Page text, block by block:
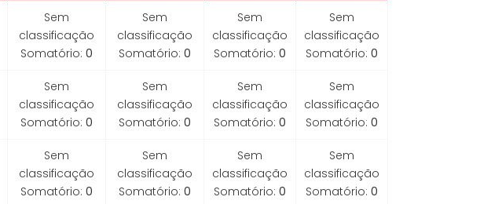
Sem
classificação
Somatório: 0
Sem
classificação
Somatório: 0
Sem
classificação
Somatório: 0
Sem
classificação
Somatório: 0
Sem
classificação
Somatório: 0
Sem
classificação
Somatório: 0
Sem
classificação
Somatório: 0
Sem
classificação
Somatório: 0
Sem
classificação
Somatório: 0
Sem
classificação
Somatório: 0
Sem
classificação
Somatório: 0
Sem
classificação
Somatório: 0